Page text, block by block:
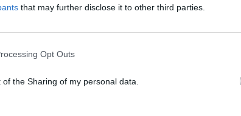
that may further disclose it to other third parties.
Opt Outs
the Sharing of my personal data.